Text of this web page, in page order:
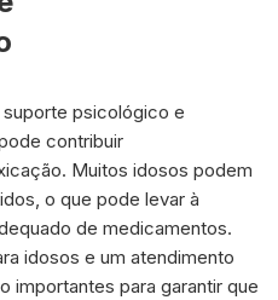
psicológico e
contribuir
Muitos idosos podem
o que pode levar à
de medicamentos.
idosos e um atendimento
importantes para garantir que